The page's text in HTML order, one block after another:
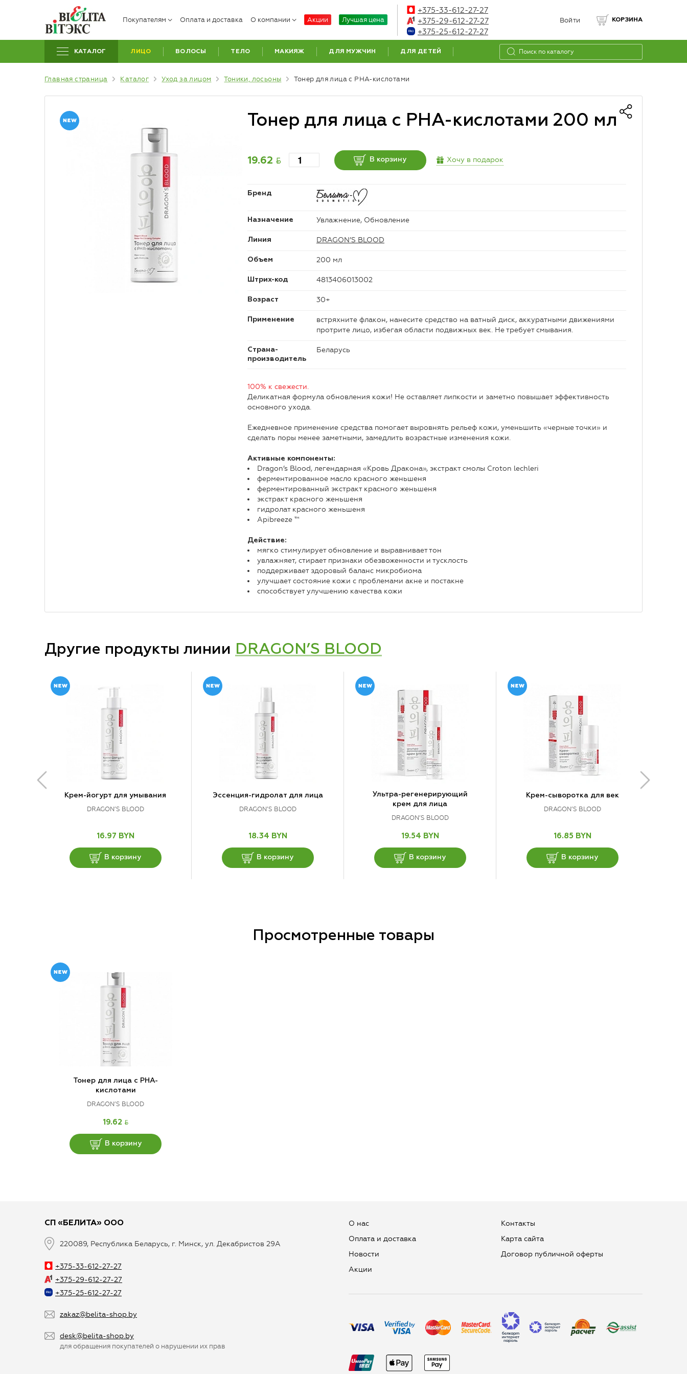
Покупателям Оплата и доставка О компании Акции Лучшая цена
+375-33-612-27-27
+375-29-612-27-27
+375-25-612-27-27
Войти КОРЗИНА
КАТАЛОГ ЛИЦО ВОЛОСЫ ТЕЛО МАКИЯЖ ДЛЯ МУЖЧИН ДЛЯ ДЕТЕЙ
Главная страница Каталог Уход за лицом Тоники, лосьоны Тонер для лица с РНА-кислотами
Тонер для лица с РНА-кислотами 200 мл
19.62 BYN В корзину Хочу в подарок
Бренд
Назначение Увлажнение, Обновление
Линия DRAGON’S BLOOD
Объем 200 мл
Штрих-код 4813406013002
Возраст 30+
Применение
встряхните флакон, нанесите средство на ватный диск, аккуратными движениями
протрите лицо, избегая области подвижных век. Не требует смывания.
Страна-
производитель
Беларусь
100% к свежести.
Деликатная формула обновления кожи! Не оставляет липкости и заметно повышает эффективность
основного ухода.
Ежедневное применение средства помогает выровнять рельеф кожи, уменьшить «черные точки» и
сделать поры менее заметными, замедлить возрастные изменения кожи.
Активные компоненты:
Dragon’s Blood, легендарная «Кровь Дракона», экстракт смолы Croton lechleri
ферментированное масло красного женьшеня
ферментированный экстракт красного женьшеня
экстракт красного женьшеня
гидролат красного женьшеня
Apibreeze ™
Действие:
мягко стимулирует обновление и выравнивает тон
увлажняет, стирает признаки обезвоженности и тусклость
поддерживает здоровый баланс микробиома
улучшает состояние кожи с проблемами акне и постакне
способствует улучшению качества кожи
Другие продукты линии DRAGON’S BLOOD
Крем-йогурт для умывания
DRAGON’S BLOOD
16.97 BYN
В корзину
Эссенция-гидролат для лица
DRAGON’S BLOOD
18.34 BYN
В корзину
Ультра-регенерирующий
крем для лица
DRAGON’S BLOOD
19.54 BYN
В корзину
Крем-сыворотка для век
DRAGON’S BLOOD
16.85 BYN
В корзину
Просмотренные товары
Тонер для лица с РНА-
кислотами
DRAGON’S BLOOD
19.62 BYN
В корзину
СП «БЕЛИТА» ООО
220089, Республика Беларусь, г. Минск, ул. Декабристов 29А
+375-33-612-27-27
+375-29-612-27-27
+375-25-612-27-27
zakaz@belita-shop.by
desk@belita-shop.by
для обращения покупателей о нарушении их прав
О нас
Оплата и доставка
Новости
Aкции
Контакты
Карта сайта
Договор публичной оферты